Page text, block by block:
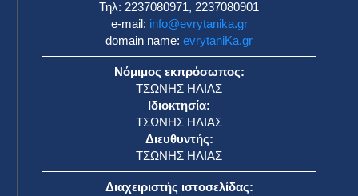
ΗΠΑ: Τηλεφωνική επικοινωνία
Αρχιεπισκόπου Αμερικής με Κίμπερλι